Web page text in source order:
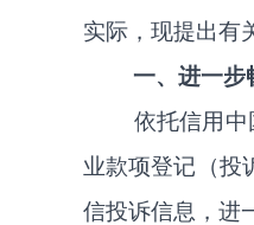
实际，现提出有
一、进一步
依托信用
业款项登记（投
信投诉信息，进